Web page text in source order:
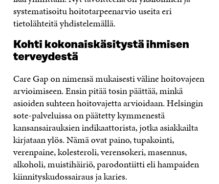
systematisoitu hoitotarpeenarvio useita eri
tietolähteitä yhdistelemällä.
Kohti kokonaiskäsitystä ihmisen
terveydestä
Care Gap on nimensä mukaisesti väline hoitovajeen
arvioimiseen. Ensin pitää tosin päättää, minkä
asioiden suhteen hoitovajetta arvioidaan. Helsingin
sote-palveluissa on päätetty kymmenestä
kansansairauksien indikaattorista, jotka asiakkailta
kirjataan ylös. Nämä ovat paino, tupakointi,
verenpaine, kolesteroli, verensokeri, masennus,
alkoholi, muistihäiriö, parodontiitti eli hampaiden
kiinnityskudossairaus ja karies.